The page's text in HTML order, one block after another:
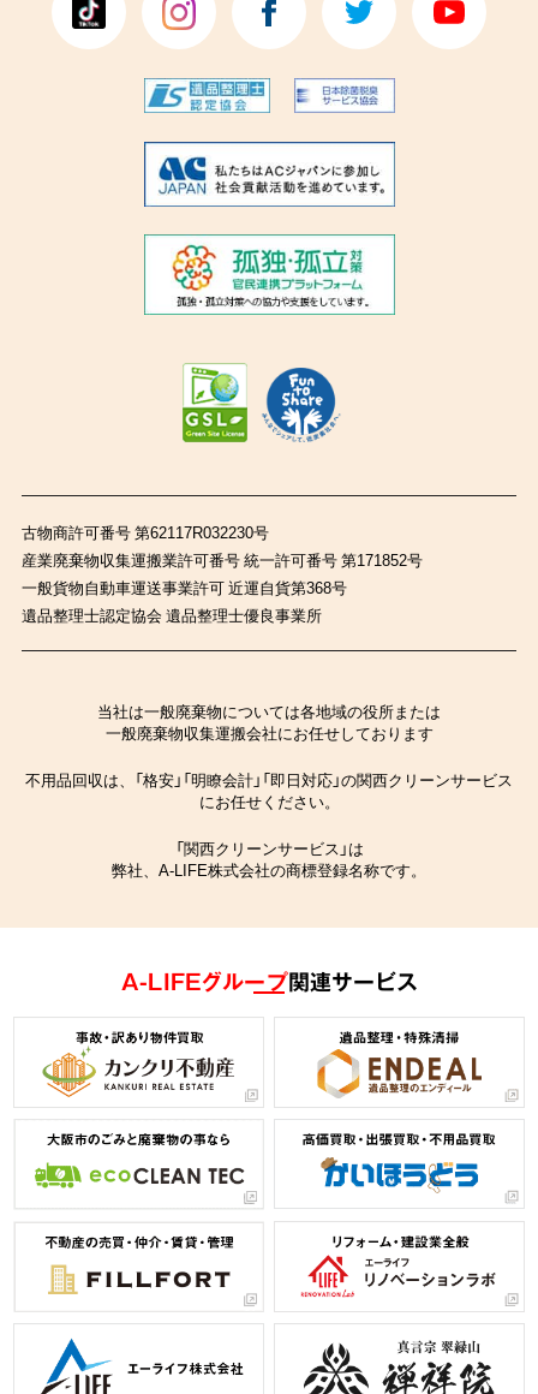
古物商許可番号 第62117R032230号
産業廃棄物収集運搬業許可番号 統一許可番号 第171852号
一般貨物自動車運送事業許可 近運自貨第368号
遺品整理士認定協会 遺品整理士優良事業所
当社は一般廃棄物については各地域の役所または
一般廃棄物収集運搬会社にお任せしております
不用品回収は、「格安」「明瞭会計」「即日対応」の関西クリーンサービス
にお任せください。
「関西クリーンサービス」は
弊社、A-LIFE株式会社の商標登録名称です。
A-LIFEグループ関連サービス